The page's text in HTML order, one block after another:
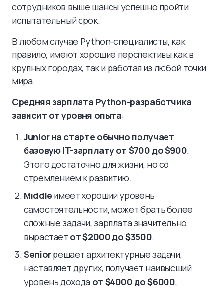
сотрудников выше шансы успешно пройти
испытательный срок.
В любом случае Python-специалисты, как
правило, имеют хорошие перспективы как в
крупных городах, так и работая из любой точки
мира.
Средняя зарплата Python-разработчика
зависит от уровня опыта:
Junior на старте обычно получает
базовую IT-зарплату от $700 до $900.
Этого достаточно для жизни, но со
стремлением к развитию.
Middle имеет хороший уровень
самостоятельности, может брать более
сложные задачи, зарплата значительно
вырастает от $2000 до $3500.
Seniorрешает архитектурные задачи,
наставляет других, получает наивысший
уровень дохода от $4000 до $6000,